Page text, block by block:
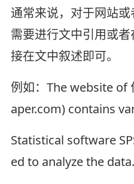
通常来说，对于网站
需要进行文中引用或
接在文中叙述即可。
例如：The website of
aper.com) contains
Statistical software
ed to analyze the data.